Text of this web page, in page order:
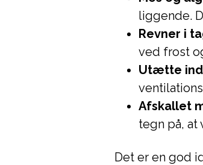
liggende.
Revner i
ved frost
Utætte
Afskallet
tegn på,
Det er en god